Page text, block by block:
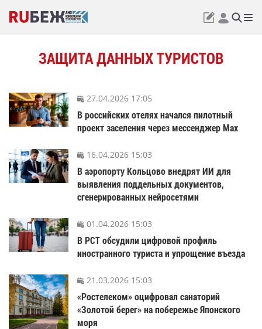
ЗАЩИТА ДАННЫХ ТУРИСТОВ
27.04.2026 17:05
В российских отелях начался пилотный
проект заселения через мессенджер Max
16.04.2026 15:03
В аэропорту Кольцово внедрят ИИ для
выявления поддельных документов,
сгенерированных нейросетями
01.04.2026 15:03
В РСТ обсудили цифровой профиль
иностранного туриста и упрощение въезда
21.03.2026 15:03
«Ростелеком» оцифровал санаторий
«Золотой берег» на побережье Японского
моря